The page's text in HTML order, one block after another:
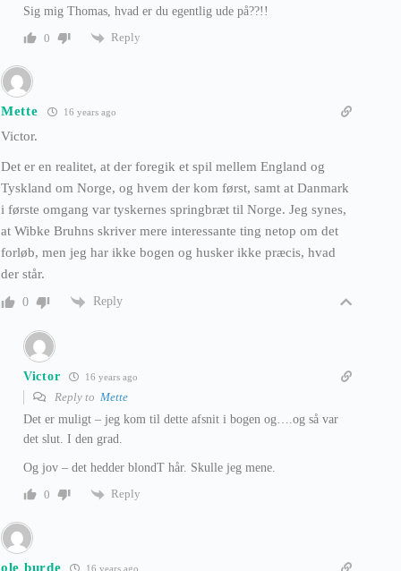
Sig mig Thomas, hvad er du egentlig ude på??!!
0
Reply
Mette 16 years ago
Victor.
Det er en realitet, at der foregik et spil mellem England og
Tyskland om Norge, og hvem der kom først, samt at Danmark
i første omgang var tyskernes springbræt til Norge. Jeg synes,
at Wibke Bruhns skriver mere interessante ting netop om det
forløb, men jeg har ikke bogen og husker ikke præcis, hvad
der står.
0 Reply
Victor 16 years ago
Reply to Mette
Det er muligt – jeg kom til dette afsnit i bogen og….og så var
det slut. I den grad.
Og jov – det hedder blondT hår. Skulle jeg mene.
0
Reply
ole burde 16 years ago